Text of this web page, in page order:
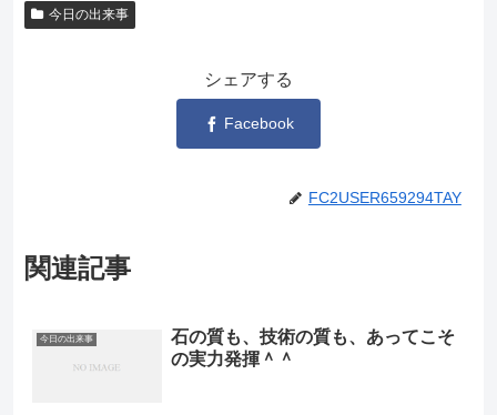
今日の出来事
シェアする
Facebook
FC2USER659294TAY
関連記事
今日の出来事
石の質も、技術の質も、あってこそ
の実力発揮＾＾